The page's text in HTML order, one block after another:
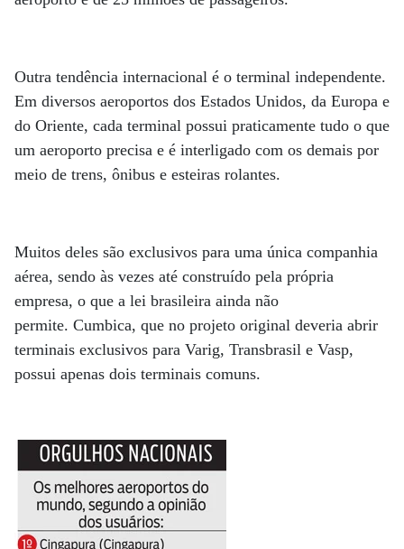
Outra tendência internacional é o terminal independente.
Em diversos aeroportos dos Estados Unidos, da Europa e
do Oriente, cada terminal possui praticamente tudo o que
um aeroporto precisa e é interligado com os demais por
meio de trens, ônibus e esteiras rolantes.
Muitos deles são exclusivos para uma única companhia
aérea, sendo às vezes até construído pela própria
empresa, o que a lei brasileira ainda não
permite. Cumbica, que no projeto original deveria abrir
terminais exclusivos para Varig, Transbrasil e Vasp,
possui apenas dois terminais comuns.